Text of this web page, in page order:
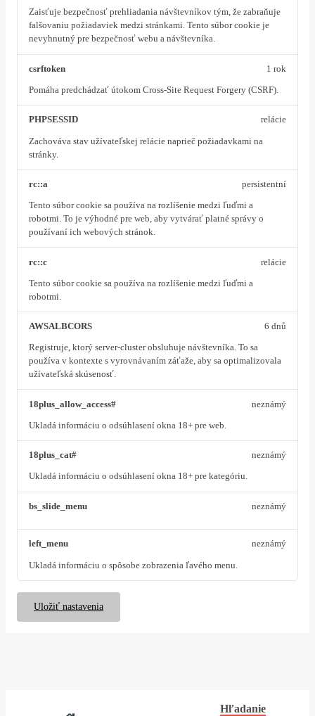
Zaisťuje bezpečnosť prehliadania návštevníkov tým, že zabraňuje
falšovaniu požiadaviek medzi stránkami. Tento súbor cookie je
nevyhnutný pre bezpečnosť webu a návštevníka.
csrftoken
Pomáha predchádzať útokom Cross-Site Request Forgery (CSRF).
1 rok
PHPSESSID
Zachováva stav užívateľskej relácie naprieč požiadavkami na
stránky.
relácie
rc::a
Tento súbor cookie sa používa na rozlíšenie medzi ľuďmi a
robotmi. To je výhodné pre web, aby vytvárať platné správy o
používaní ich webových stránok.
persistentní
rc::c
Tento súbor cookie sa používa na rozlíšenie medzi ľuďmi a
robotmi.
relácie
AWSALBCORS
Registruje, ktorý server-cluster obsluhuje návštevníka. To sa
používa v kontexte s vyrovnávaním záťaže, aby sa optimalizovala
užívateľská skúsenosť.
6 dnů
18plus_allow_access#
Ukladá informáciu o odsúhlasení okna 18+ pre web.
neznámý
18plus_cat#
Ukladá informáciu o odsúhlasení okna 18+ pre kategóriu.
neznámý
bs_slide_menu neznámý
left_menu
Ukladá informáciu o spôsobe zobrazenia ľavého menu.
neznámý
Uložiť nastavenia
Hľadanie